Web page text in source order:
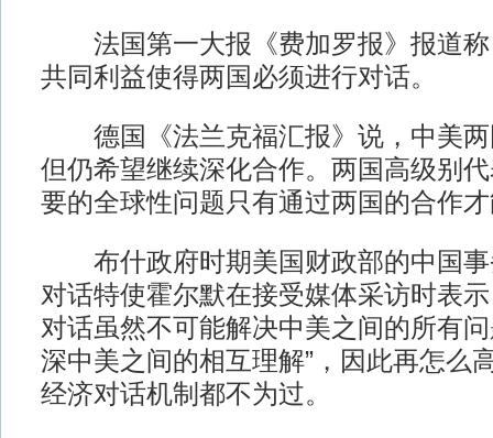
法国第一大报《费加罗报》报道称
共同利益使得两国必须进行对话。
德国《法兰克福汇报》说，中美两
但仍希望继续深化合作。两国高级别
要的全球性问题只有通过两国的合作
布什政府时期美国财政部的中国事
对话特使霍尔默在接受媒体采访时表
对话虽然不可能解决中美之间的所有
深中美之间的相互理解”，因此再怎么
经济对话机制都不为过。